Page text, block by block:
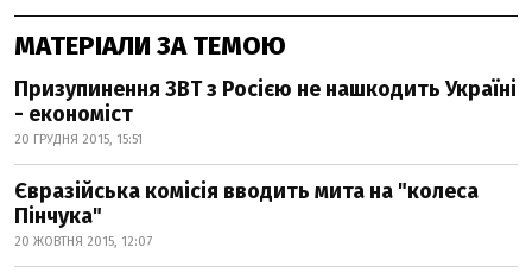
МАТЕРІАЛИ ЗА ТЕМОЮ
Призупинення ЗВТ з Росією не нашкодить Україні
- економіст
20 ГРУДНЯ 2015, 15:51
Євразійська комісія вводить мита на "колеса
Пінчука"
20 ЖОВТНЯ 2015, 12:07